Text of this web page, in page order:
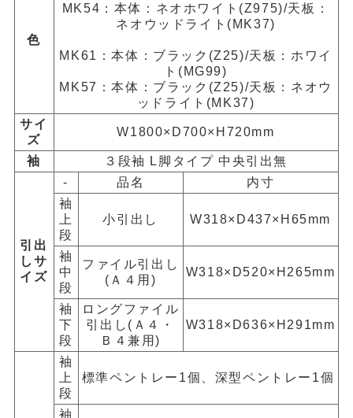
色
MK54：本体：ネオホワイト(Z975)/天板：
ネオウッドライト(MK37)
MK61：本体：ブラック(Z25)/天板：ホワイ
ト(MG99)
MK57：本体：ブラック(Z25)/天板：ネオウ
ッドライト(MK37)
サイ
ズ
W1800×D700×H720mm
袖 ３段袖 L脚タイプ 中央引出無
引出
しサ
イズ
- 品名
内寸
袖
上
段
小引出し W318×D437×H65mm
袖
中
段
ファイル引出し
(Ａ４用)
W318×D520×H265mm
袖
下
段
ロングファイル
引出し(Ａ４・
Ｂ４兼用)
W318×D636×H291mm
袖
上
段
標準ペントレー1個、深型ペントレー1個
袖